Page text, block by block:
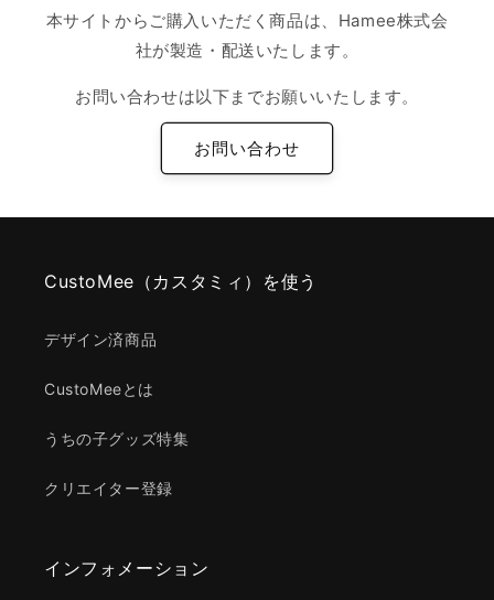
本サイトからご購入いただく商品は、Hamee株式会
社が製造・配送いたします。
お問い合わせは以下までお願いいたします。
お問い合わせ
CustoMee（カスタミィ）を使う
デザイン済商品
CustoMeeとは
うちの子グッズ特集
クリエイター登録
インフォメーション